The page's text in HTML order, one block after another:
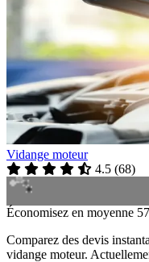
Vidange moteur
4.5 (68)
Économisez en moyenne
Comparez des devis
vidange moteur.